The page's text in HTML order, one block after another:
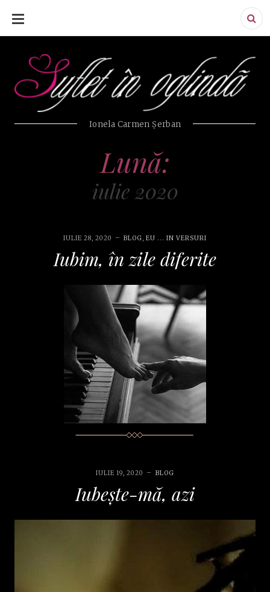
SKIP
CONTENT
Ionela Carmen Şerban
Lună:
iulie 2020
IULIE 28, 2020 BLOG,EU ... IN VERSURI
Iubim, în zile diferite
IULIE 19, 2020 BLOG
Iubește-mă, azi